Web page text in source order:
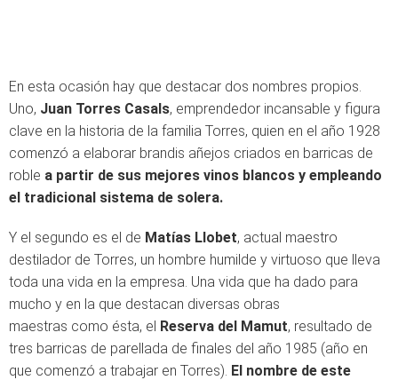
En esta ocasión hay que destacar dos nombres propios.
Uno, Juan Torres Casals, emprendedor incansable y figura
clave en la historia de la familia Torres, quien en el año 1928
comenzó a elaborar brandis añejos criados en barricas de
roble a partir de sus mejores vinos blancos y empleando
el tradicional sistema de solera.
Y el segundo es el de Matías Llobet, actual maestro
destilador de Torres, un hombre humilde y virtuoso que lleva
toda una vida en la empresa. Una vida que ha dado para
mucho y en la que destacan diversas obras
maestras como ésta, el Reserva del Mamut, resultado de
tres barricas de parellada de finales del año 1985 (año en
que comenzó a trabajar en Torres). El nombre de este